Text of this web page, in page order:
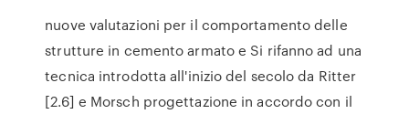
nuove valutazioni per il comportamento delle
strutture in cemento armato e Si rifanno ad una
tecnica introdotta all'inizio del secolo da Ritter
[2.6] e Morsch progettazione in accordo con il